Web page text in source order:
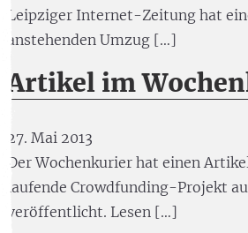
Leipziger Internet-Zeitung hat
anstehenden Umzug […]
Artikel im
27. Mai 2013
Der Wochenkurier hat einen
laufende Crowdfunding-Projekt
veröffentlicht. Lesen […]